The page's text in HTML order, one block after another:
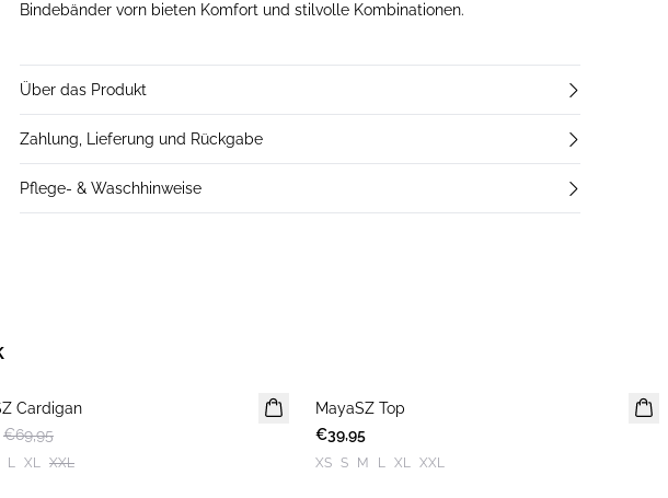
Bindebänder vorn bieten Komfort und stilvolle Kombinationen.
Über das Produkt
Zahlung, Lieferung und Rückgabe
Pflege- & Waschhinweise
Cardigan
€69,95
L XL XXL
MayaSZ Top
€39,95
XS S M L XL XXL